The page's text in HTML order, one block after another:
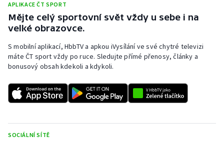
Plážový volejbal
Rychlobruslení
Rychlostní kanoistika
Sportovní střelba
APLIKACE ČT SPORT
Mějte celý sportovní svět vždy u sebe i na
velké obrazovce.
S mobilní aplikací, HbbTV a apkou iVysílání ve své chytré televizi
máte ČT sport vždy po ruce. Sledujte přímé přenosy, články a
bonusový obsah kdekoli a kdykoli.
SOCIÁLNÍ SÍTĚ